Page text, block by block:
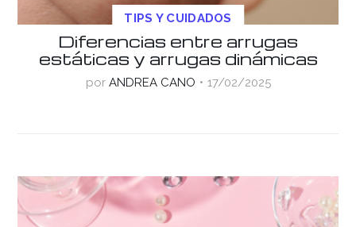
TIPS Y CUIDADOS
Diferencias entre arrugas
estáticas y arrugas dinámicas
por ANDREA CANO 17/02/2025